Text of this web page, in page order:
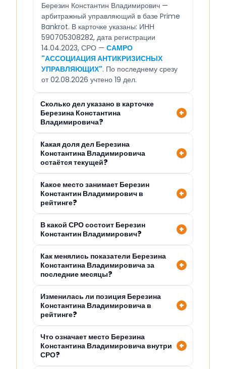
Березин Константин Владимирович —
арбитражный управляющий в базе Prime
Bankrot. В карточке указаны: ИНН
590705308282, дата регистрации
14.04.2023, СРО — САМРО
"АССОЦИАЦИЯ АНТИКРИЗИСНЫХ
УПРАВЛЯЮЩИХ". По последнему срезу
от 02.08.2026 учтено 19 дел.
Сколько дел указано в карточке
Березина Константина
Владимировича?
Какая доля дел Березина
Константина Владимировича
остаётся текущей?
Какое место занимает Березин
Константин Владимирович в
рейтинге?
В какой СРО состоит Березин
Константин Владимирович?
Как менялись показатели Березина
Константина Владимировича за
последние месяцы?
Изменилась ли позиция Березина
Константина Владимировича в
рейтинге?
Что означает место Березина
Константина Владимировича внутри
СРО?